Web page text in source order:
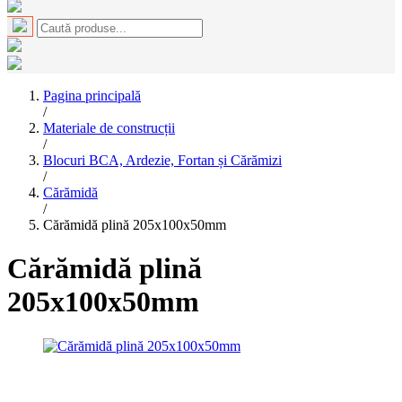
Pagina principală
/
Materiale de construcții
/
Blocuri BCA, Ardezie, Fortan și Cărămizi
/
Cărămidă
/
Cărămidă plină 205x100x50mm
Cărămidă plină
205x100x50mm